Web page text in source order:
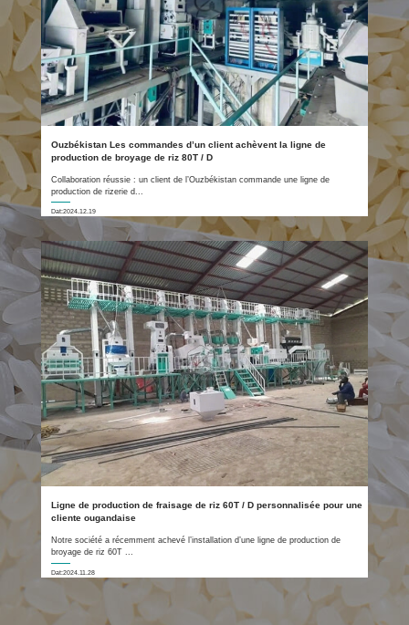
Ouzbékistan Les commandes d’un client achèvent la ligne de
production de broyage de riz 80T / D
Collaboration réussie : un client de l’Ouzbékistan commande une ligne de
production de rizerie d...
Dat:2024.12.19
Ligne de production de fraisage de riz 60T / D personnalisée pour une
cliente ougandaise
Notre société a récemment achevé l’installation d’une ligne de production de
broyage de riz 60T ...
Dat:2024.11.28